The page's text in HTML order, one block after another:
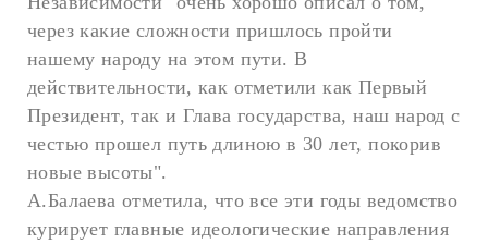
через какие сложности пришлось пройти
нашему народу на этом пути. В
действительности, как отметили как Первый
Президент, так и Глава государства, наш народ с
честью прошел путь длиною в 30 лет, покорив
новые высоты".
А.Балаева отметила, что все эти годы ведомство
курирует главные идеологические направления